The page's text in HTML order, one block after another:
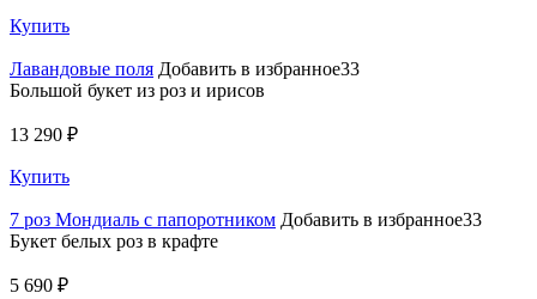
Купить
Лавандовые поля Добавить в избранное33
Большой букет из роз и ирисов
13 290 ₽
Купить
7 роз Мондиаль с папоротником Добавить в избранное33
Букет белых роз в крафте
5 690 ₽